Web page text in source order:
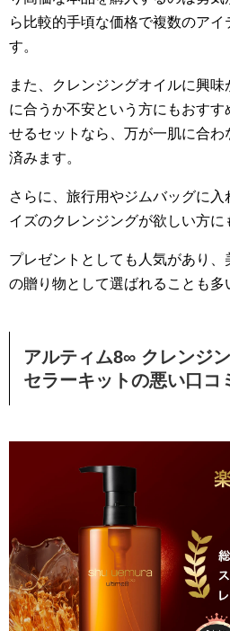
ら比較的手頃な価格で複数のアイ
す。
また、クレンジングオイルに興
に合うか不安という方にもおす
せるセットなら、万が一肌に合わ
済みます。
さらに、旅行用やジムバッグに
イズのクレンジングが欲しい方に
プレゼントとしても人気があり
の贈り物として選ばれることも多
アルティム8∞ クレンジ
セラーキットの悪い口コ